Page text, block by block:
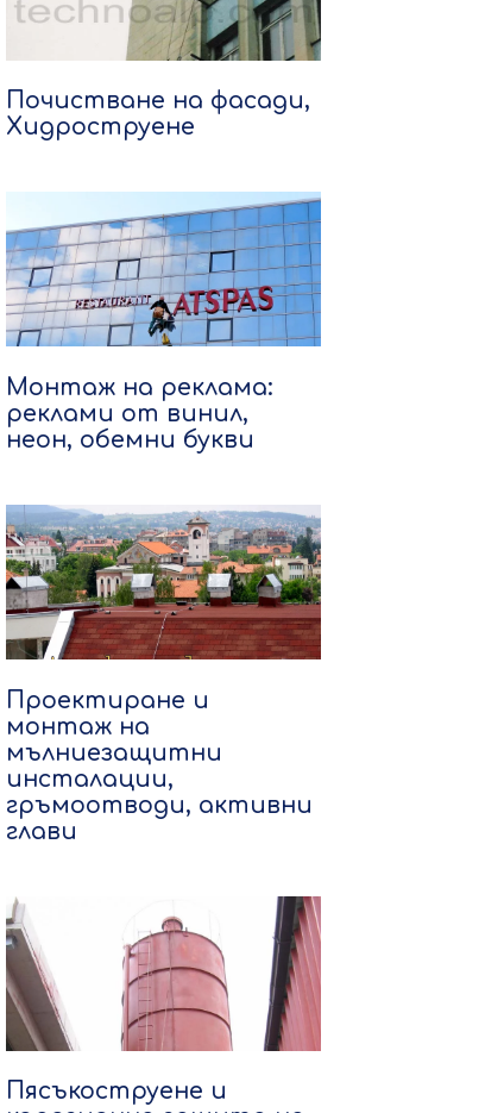
Почистване на фасади,
Хидроструене
Монтаж на реклама:
реклами от винил,
неон, обемни букви
Проектиране и
монтаж на
мълниезащитни
инсталации,
гръмоотводи, активни
глави
Пясъкоструене и